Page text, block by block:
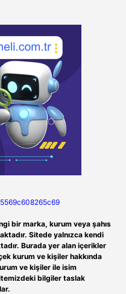
bir marka, kurum veya şahıs
Sitede yalnızca kendi
Burada yer alan içerikler
kurum ve kişiler hakkında
ve kişiler ile isim
bilgiler taslak